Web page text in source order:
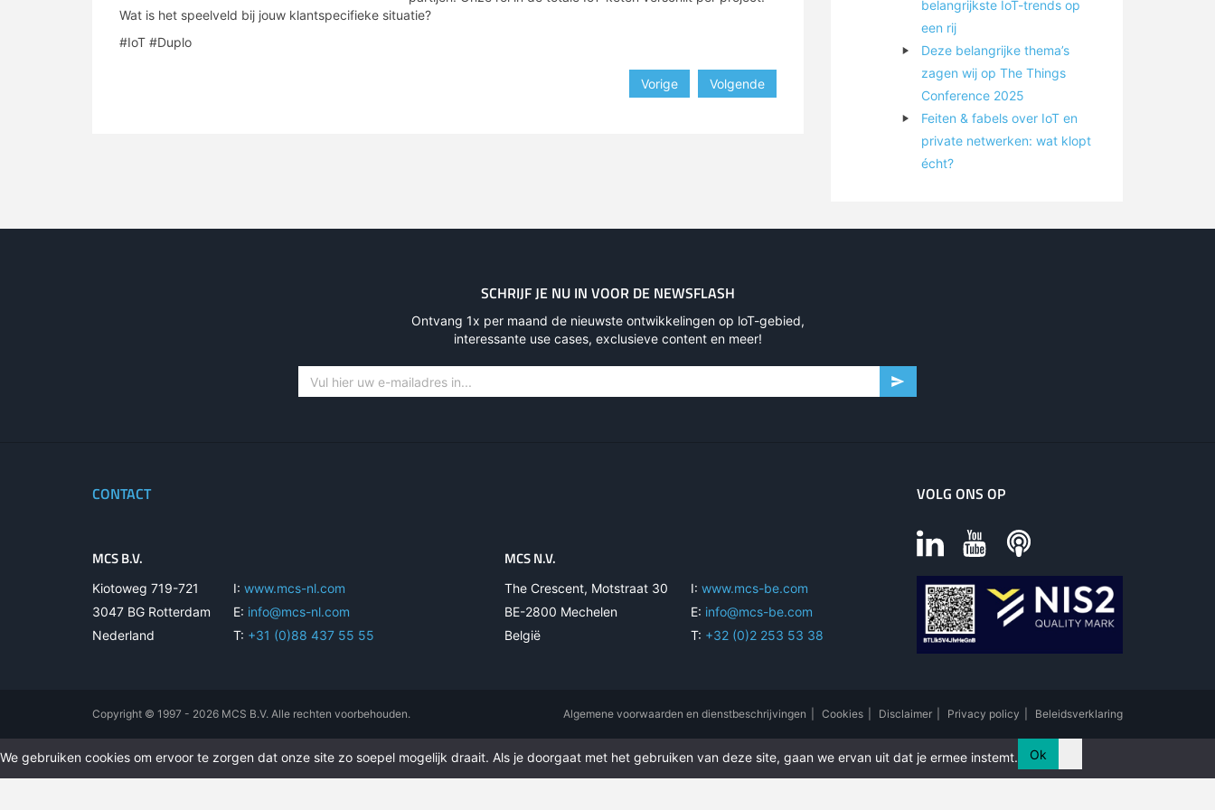
Wat is het speelveld bij jouw klantspecifieke situatie?
#IoT #Duplo
Vorige Volgende
belangrijkste IoT-trends op
een rij
Deze belangrijke thema’s
zagen wij op The Things
Conference 2025
Feiten & fabels over IoT en
private netwerken: wat klopt
écht?
SCHRIJF JE NU IN VOOR DE NEWSFLASH
Ontvang 1x per maand de nieuwste ontwikkelingen op loT-gebied,
interessante use cases, exclusieve content en meer!
CONTACT
MCS B.V.
Kiotoweg 719-721
3047 BG Rotterdam
Nederland
I: www.mcs-nl.com
E: info@mcs-nl.com
T: +31 (0)88 437 55 55
MCS N.V.
The Crescent, Motstraat 30
BE-2800 Mechelen
België
I: www.mcs-be.com
E: info@mcs-be.com
T: +32 (0)2 253 53 38
VOLG ONS OP
Algemene voorwaarden en dienstbeschrijvingen Cookies Disclaimer Privacy policy Beleidsverklaring
Copyright © 1997 - 2026 MCS B.V. Alle rechten voorbehouden.
We gebruiken cookies om ervoor te zorgen dat onze site zo soepel mogelijk draait. Als je doorgaat met het gebruiken van deze site, gaan we ervan uit dat je ermee instemt. Ok